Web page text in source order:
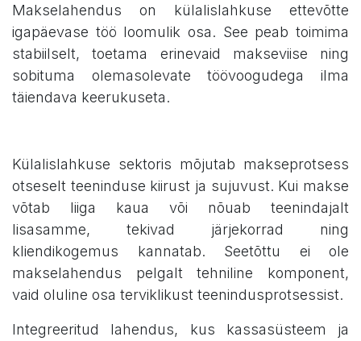
Makselahendus on külalislahkuse ettevõtte
igapäevase töö loomulik osa. See peab toimima
stabiilselt, toetama erinevaid makseviise ning
sobituma olemasolevate töövoogudega ilma
täiendava keerukuseta.
Külalislahkuse sektoris mõjutab makseprotsess
otseselt teeninduse kiirust ja sujuvust. Kui makse
võtab liiga kaua või nõuab teenindajalt
lisasamme, tekivad järjekorrad ning
kliendikogemus kannatab. Seetõttu ei ole
makselahendus pelgalt tehniline komponent,
vaid oluline osa terviklikust teenindusprotsessist.
Integreeritud lahendus, kus kassasüsteem ja